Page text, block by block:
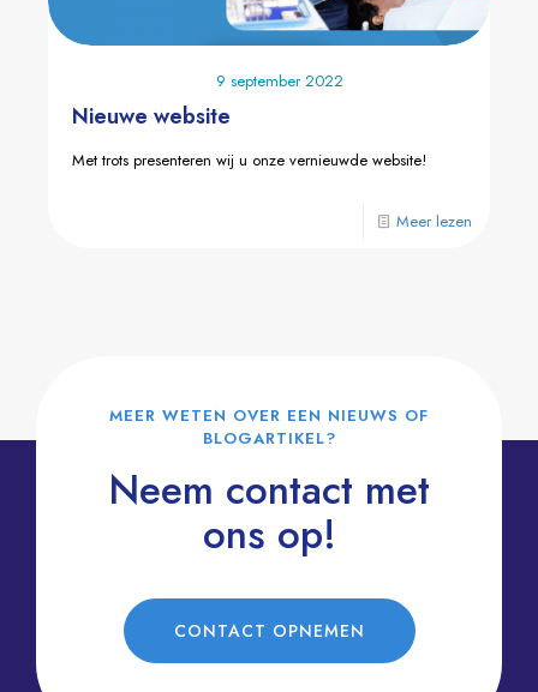
9 september 2022
Nieuwe website
Met trots presenteren wij u onze vernieuwde website!
Meer lezen
MEER WETEN OVER EEN NIEUWS OF
BLOGARTIKEL?
Neem contact met
ons op!
CONTACT OPNEMEN